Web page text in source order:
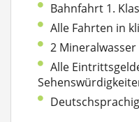
Bahnfahrt 1.
Alle Fahrten in
2 Mineralwasser
Alle